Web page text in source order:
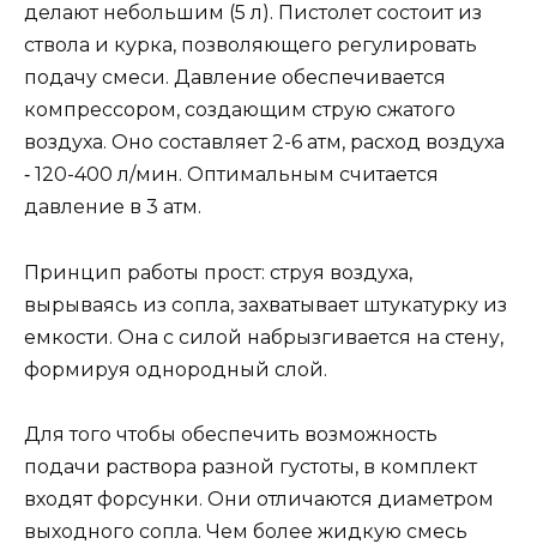
делают небольшим (5 л). Пистолет состоит из
ствола и курка, позволяющего регулировать
подачу смеси. Давление обеспечивается
компрессором, создающим струю сжатого
воздуха. Оно составляет 2-6 атм, расход воздуха
‑ 120-400 л/мин. Оптимальным считается
давление в 3 атм.
Принцип работы прост: струя воздуха,
вырываясь из сопла, захватывает штукатурку из
емкости. Она с силой набрызгивается на стену,
формируя однородный слой.
Для того чтобы обеспечить возможность
подачи раствора разной густоты, в комплект
входят форсунки. Они отличаются диаметром
выходного сопла. Чем более жидкую смесь